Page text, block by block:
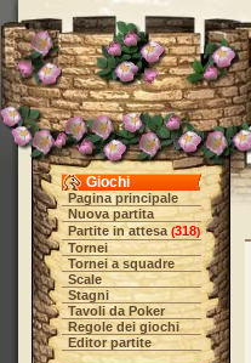
Giochi
Pagina principale
Nuova partita
Partite in attesa (318)
Tornei
Tornei a squadre
Scale
Stagni
Tavoli da Poker
Regole dei giochi
Editor partite